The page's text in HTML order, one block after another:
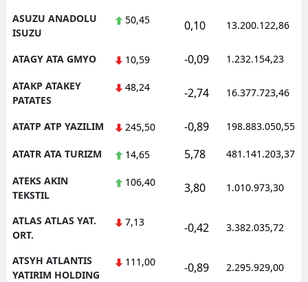
ASUZU ANADOLU
ISUZU
50,45 0,10 13.200.122,86
ATAGY ATA GMYO 10,59 -0,09 1.232.154,23
ATAKP ATAKEY
PATATES
48,24 -2,74 16.377.723,46
ATATP ATP YAZILIM 245,50 -0,89 198.883.050,55
ATATR ATA TURIZM 14,65 5,78 481.141.203,37
ATEKS AKIN
TEKSTIL
106,40 3,80 1.010.973,30
ATLAS ATLAS YAT.
ORT.
7,13 -0,42 3.382.035,72
ATSYH ATLANTIS
YATIRIM HOLDING
111,00 -0,89 2.295.929,00